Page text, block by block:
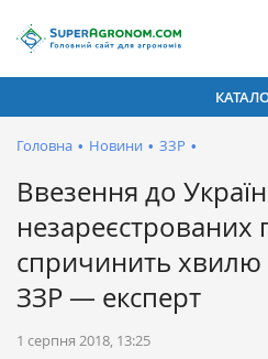
Головна • Новини • ЗЗР •
Ввезення до
незареєстрованих
спричинить хвилю
ЗЗР — експерт
1 серпня 2018, 13:25